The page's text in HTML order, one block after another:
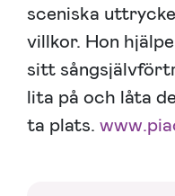
sceniska
villkor. Hon
sitt
lita på och låta
ta plats.